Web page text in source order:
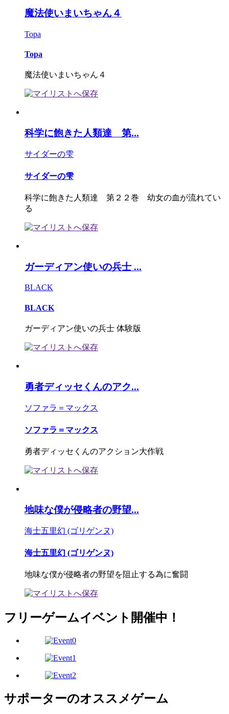
魔法使いまいちゃん４
Topa
Topa
魔法使いまいちゃん４
科学に飽きた人類達 第...
サイダーの雫
サイダーの雫
科学に飽きた人類達 第２２巻 幼女の血が流れてい
る
ガーディアン使いの兵士 ...
BLACK
BLACK
ガーディアン使いの兵士 体験版
勇者ディッセくんのアク...
ソファラ＝マックス
ソファラ＝マックス
勇者ディッセくんのアクション大作戦
地味な僕が侵略者の野望...
海士五里幻 (ゴリゲンヌ)
海士五里幻 (ゴリゲンヌ)
地味な僕が侵略者の野望を阻止する為に奮闘
フリーゲームイベント開催中！
サポーターのオススメゲーム